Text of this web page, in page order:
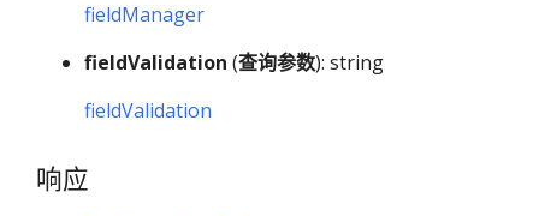
fieldManager
fieldValidation (查询参数): string
fieldValidation
响应